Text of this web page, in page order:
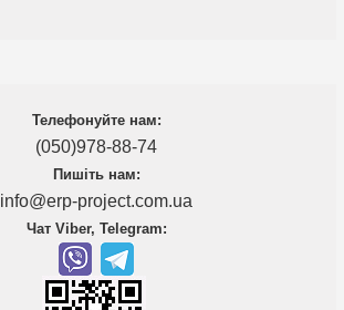
Телефонуйте нам:
(050)978-88-74
Пишіть нам:
info@erp-project.com.ua
Чат Viber, Telegram: